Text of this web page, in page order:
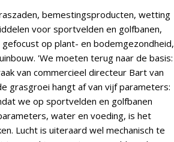
bemestingsproducten, wetting
voor sportvelden en golfbanen,
op plant- en bodemgezondheid,
'We moeten terug naar de basis:
van commercieel directeur Bart van
grasgroei hangt af van vijf parameters:
we op sportvelden en golfbanen
water en voeding, is het
Lucht is uiteraard wel mechanisch te